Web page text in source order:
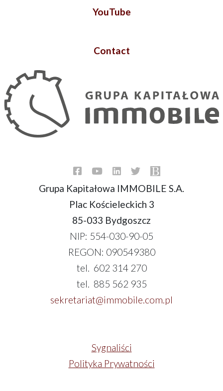
YouTube
Contact
Grupa Kapitałowa IMMOBILE S.A.
Plac Kościeleckich 3
85-033 Bydgoszcz
NIP: 554-030-90-05
REGON: 090549380
tel. 602 314 270
tel. 885 562 935
sekretariat@immobile.com.pl
Sygnaliści
Polityka Prywatności